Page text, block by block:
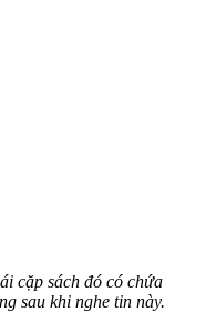
cặp sách đó có chứa
sau khi nghe tin này.